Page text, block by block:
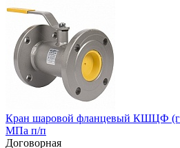
Кран шаровой фланцевый КШЦФ
МПа п/п
Договорная